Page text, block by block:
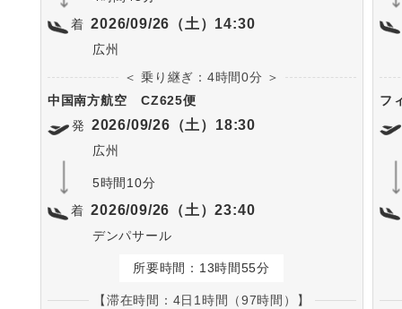
着 2026/09/26（土）14:30
広州
＜ 乗り継ぎ：4時間0分 ＞
中国南方航空
CZ625便
発 2026/09/26（土）18:30
広州
5時間10分
着 2026/09/26（土）23:40
デンパサール
所要時間：13時間55分
【滞在時間：4日1時間（97時間）】
フ